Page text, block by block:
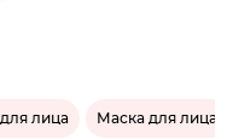
лица Маска для лица